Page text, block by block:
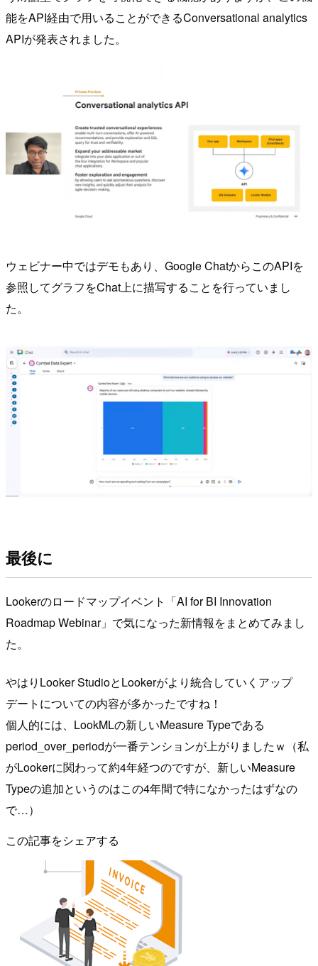
能をAPI経由で用いることができるConversational analytics
APIが発表されました。
ウェビナー中ではデモもあり、Google ChatからこのAPIを
参照してグラフをChat上に描写することを行っていまし
た。
最後に
Lookerのロードマップイベント「AI for BI Innovation
Roadmap Webinar」で気になった新情報をまとめてみまし
た。
やはりLooker StudioとLookerがより統合していくアップ
デートについての内容が多かったですね！
個人的には、LookMLの新しいMeasure Typeである
period_over_periodが一番テンションが上がりましたｗ（私
がLookerに関わって約4年経つのですが、新しいMeasure
Typeの追加というのはこの4年間で特になかったはずなの
で…）
この記事をシェアする